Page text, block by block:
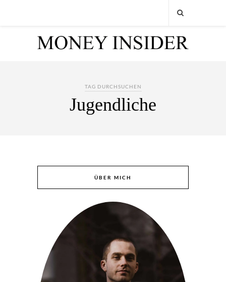
TAG DURCHSUCHEN
Jugendliche
ÜBER MICH